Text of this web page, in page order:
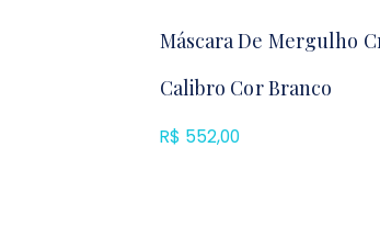
Máscara De Mergulho
Calibro Cor Branco
R$ 552,00